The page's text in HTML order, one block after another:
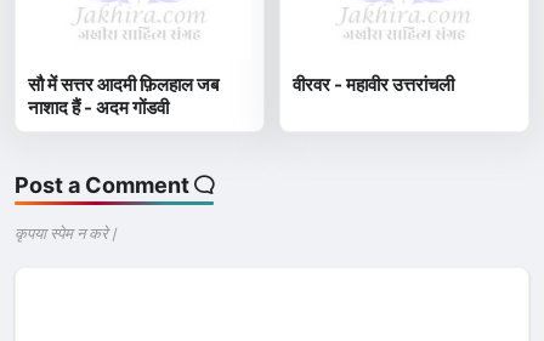
सौ में सत्तर आदमी फ़िलहाल जब
नाशाद हैं - अदम गोंडवी
वीरवर - महावीर उत्तरांचली
Post a Comment
कृपया स्पेम न करे |